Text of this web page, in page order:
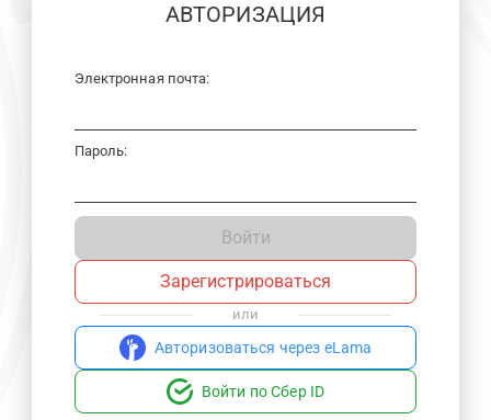
АВТОРИЗАЦИЯ
Электронная почта:
Пароль:
Войти
Зарегистрироваться
или
Авторизоваться через eLama
Войти по Сбер ID